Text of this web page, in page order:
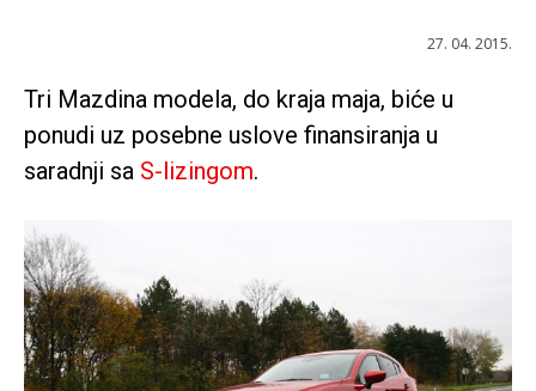
27. 04. 2015.
Tri Mazdina modela, do kraja maja, biće u
ponudi uz posebne uslove finansiranja u
saradnji sa S-lizingom.